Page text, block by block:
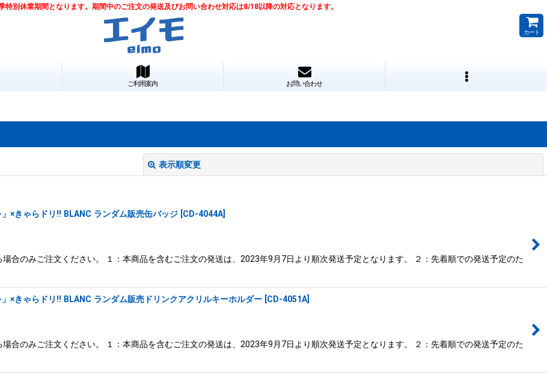
特別休業期間となります。期間中のご注文の発送及びお問い合わせ対応は8/18以降の対応となります。
カート
ご利用案内 お問い合わせ
表示順変更
絞り込む
×きゃらドリ!! BLANC ランダム販売缶バッジ CD-4044A
合のみご注文ください。 １：本商品を含むご注文の発送は、2023年9月7日より順次発送予定となります。 ２：先着順での発送予定のた
×きゃらドリ!! BLANC ランダム販売ドリンクアクリルキーホルダー CD-4051A
合のみご注文ください。 １：本商品を含むご注文の発送は、2023年9月7日より順次発送予定となります。 ２：先着順での発送予定のた